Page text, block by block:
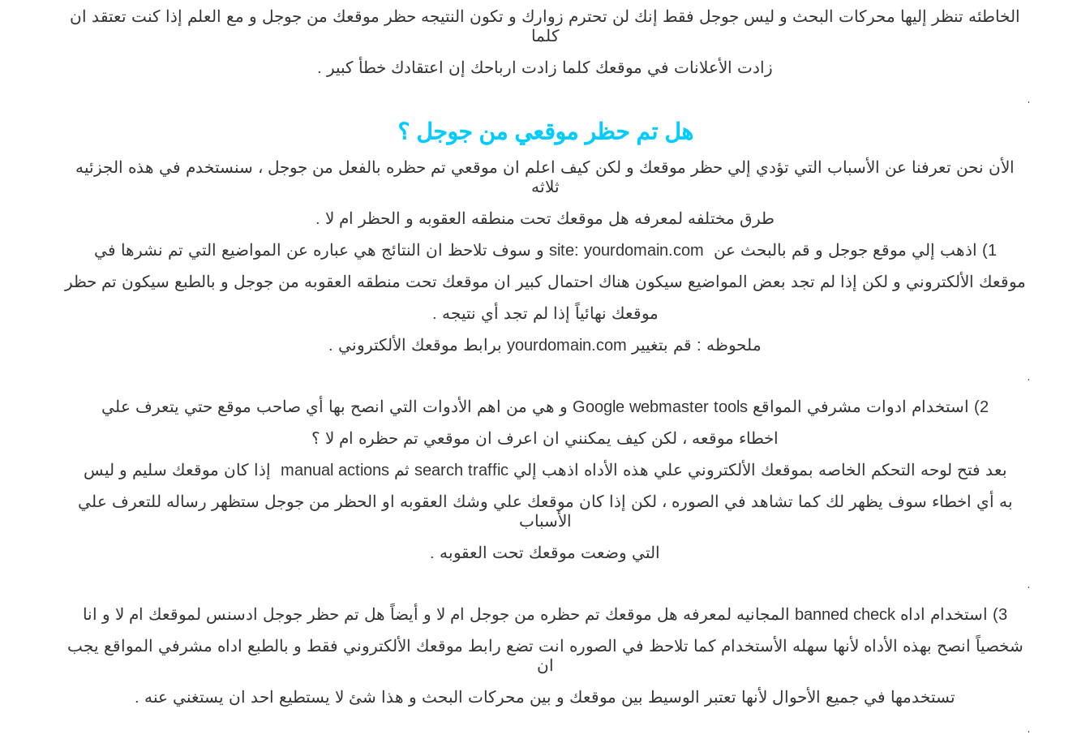
الخاطئه تنظر إليها محركات البحث و ليس جوجل فقط إنك لن تحترم زوارك و تكون النتيجه حظر موقعك من جوجل و مع العلم إذا كنت تعتقد ان
كلما
زادت الأعلانات في موقعك كلما زادت ارباحك إن اعتقادك خطأ كبير .
.
هل تم حظر موقعي من جوجل ؟
الأن نحن تعرفنا عن الأسباب التي تؤدي إلي حظر موقعك و لكن كيف اعلم ان موقعي تم حظره بالفعل من جوجل ، سنستخدم في هذه الجزئيه
ثلاثه
طرق مختلفه لمعرفه هل موقعك تحت منطقه العقوبه و الحظر ام لا .
1) اذهب إلي موقع جوجل و قم بالبحث عن site: yourdomain.com و سوف تلاحظ ان النتائج هي عباره عن المواضيع التي تم نشرها في
موقعك الألكتروني و لكن إذا لم تجد بعض المواضيع سيكون هناك احتمال كبير ان موقعك تحت منطقه العقوبه من جوجل و بالطبع سيكون تم حظر
موقعك نهائياً إذا لم تجد أي نتيجه .
ملحوظه : قم بتغيير yourdomain.com برابط موقعك الألكتروني .
.
2) استخدام ادوات مشرفي المواقع Google webmaster tools و هي من اهم الأدوات التي انصح بها أي صاحب موقع حتي يتعرف علي
اخطاء موقعه ، لكن كيف يمكنني ان اعرف ان موقعي تم حظره ام لا ؟
بعد فتح لوحه التحكم الخاصه بموقعك الألكتروني علي هذه الأداه اذهب إلي search traffic ثم manual actions إذا كان موقعك سليم و ليس
به أي اخطاء سوف يظهر لك كما تشاهد في الصوره ، لكن إذا كان موقعك علي وشك العقوبه او الحظر من جوجل ستظهر رساله للتعرف علي
الأسباب
التي وضعت موقعك تحت العقوبه .
.
3) استخدام اداه banned check المجانيه لمعرفه هل موقعك تم حظره من جوجل ام لا و أيضاً هل تم حظر جوجل ادسنس لموقعك ام لا و انا
شخصياً انصح بهذه الأداه لأنها سهله الأستخدام كما تلاحظ في الصوره انت تضع رابط موقعك الألكتروني فقط و بالطبع اداه مشرفي المواقع يجب
ان
تستخدمها في جميع الأحوال لأنها تعتبر الوسيط بين موقعك و بين محركات البحث و هذا شئ لا يستطيع احد ان يستغني عنه .
.